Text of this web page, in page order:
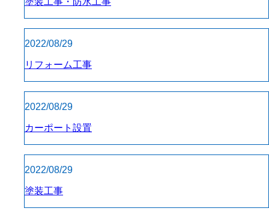
2022/08/29
リフォーム工事
2022/08/29
カーポート設置
2022/08/29
塗装工事